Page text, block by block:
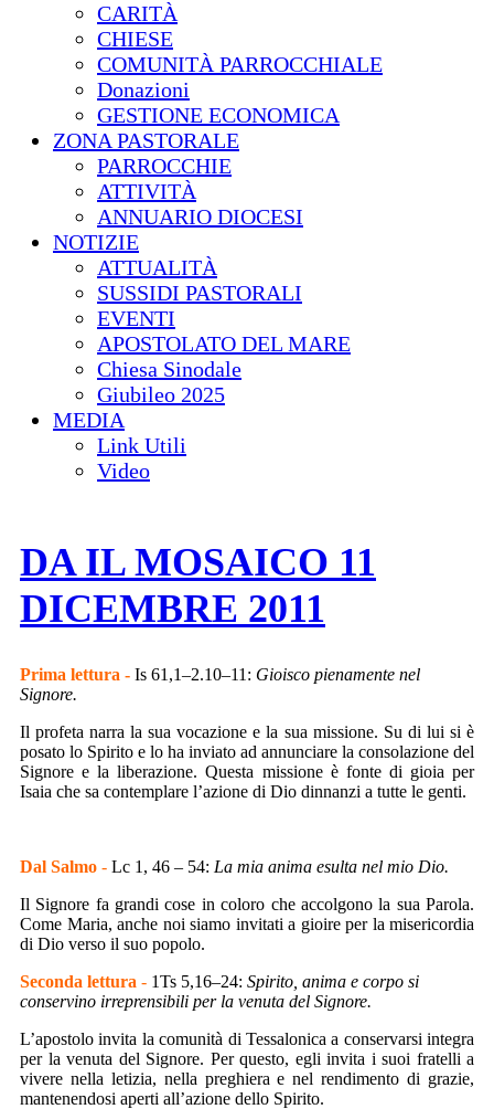
CARITÀ
CHIESE
COMUNITÀ PARROCCHIALE
Donazioni
GESTIONE ECONOMICA
ZONA PASTORALE
PARROCCHIE
ATTIVITÀ
ANNUARIO DIOCESI
NOTIZIE
ATTUALITÀ
SUSSIDI PASTORALI
EVENTI
APOSTOLATO DEL MARE
Chiesa Sinodale
Giubileo 2025
MEDIA
Link Utili
Video
DA IL MOSAICO 11
DICEMBRE 2011
Prima lettura - Is 61,1–2.10–11: Gioisco pienamente nel
Signore.
Il profeta narra la sua vocazione e la sua missione. Su di lui si è
posato lo Spirito e lo ha inviato ad annunciare la consolazione del
Signore e la liberazione. Questa missione è fonte di gioia per
Isaia che sa contemplare l’azione di Dio dinnanzi a tutte le genti.
Dal Salmo - Lc 1, 46 – 54: La mia anima esulta nel mio Dio.
Il Signore fa grandi cose in coloro che accolgono la sua Parola.
Come Maria, anche noi siamo invitati a gioire per la misericordia
di Dio verso il suo popolo.
Seconda lettura - 1Ts 5,16–24: Spirito, anima e corpo si
conservino irreprensibili per la venuta del Signore.
L’apostolo invita la comunità di Tessalonica a conservarsi integra
per la venuta del Signore. Per questo, egli invita i suoi fratelli a
vivere nella letizia, nella preghiera e nel rendimento di grazie,
mantenendosi aperti all’azione dello Spirito.